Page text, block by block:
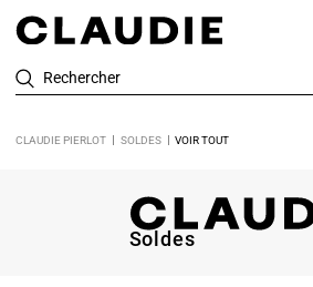
Rechercher
CLAUDIE PIERLOT SOLDES VOIR TOUT
Soldes